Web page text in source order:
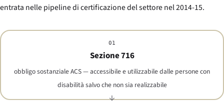
entrata nelle pipeline di certificazione del settore nel 2014-15.
01
Sezione 716
obbligo sostanziale ACS — accessibile e utilizzabile dalle persone con
disabilità salvo che non sia realizzabile